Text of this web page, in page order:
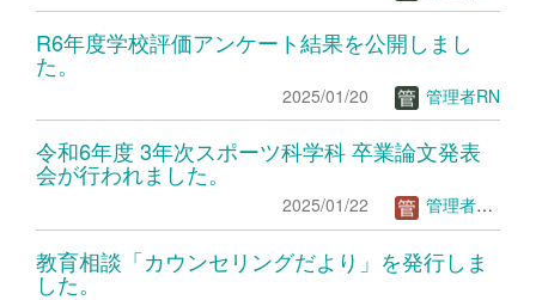
R6年度学校評価アンケート結果を公開しまし
た。
2025/01/20 管理者RN
令和6年度 3年次スポーツ科学科 卒業論文発表
会が行われました。
2025/01/22 管理者ＴＳ
教育相談「カウンセリングだより」を発行しま
した。